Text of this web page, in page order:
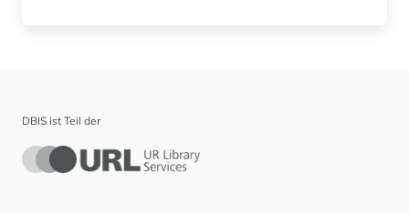
DBIS ist Teil der